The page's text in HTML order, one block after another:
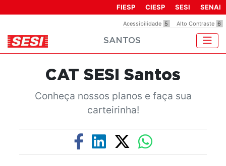
inclui
um
acessibilidade.
Acessibilidade 5 Alto Contraste 6
FIESP CIESP SESI SENAI
SANTOS
CAT SESI Santos
Conheça nossos planos e faça sua
carteirinha!